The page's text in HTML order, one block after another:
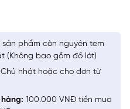
phẩm còn nguyên tem
(Không bao gồm đồ lót)
Chủ nhật hoặc cho đơn từ
100.000 VNĐ tiền mua